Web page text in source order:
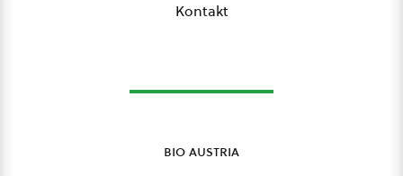
Kontakt
bio austria